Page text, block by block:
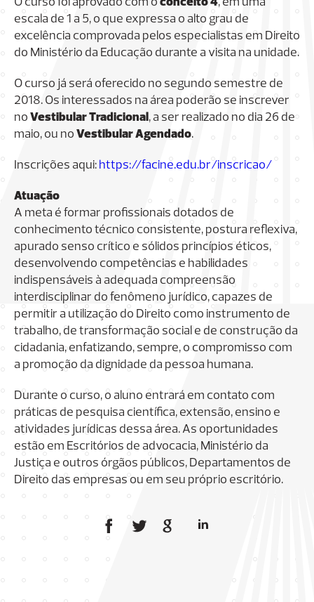
escala de 1 a 5, o que expressa o alto grau de
excelência comprovada pelos especialistas em Direito
do Ministério da Educação durante a visita na unidade.
O curso já será oferecido no segundo semestre de
2018. Os interessados na área poderão se inscrever
no Vestibular Tradicional , a ser realizado no dia 26 de
maio, ou no Vestibular Agendado.
Inscrições aqui: https://facine.edu.br/inscricao/
Atuação
A meta é formar profissionais dotados de
conhecimento técnico consistente, postura reflexiva,
apurado senso crítico e sólidos princípios éticos,
desenvolvendo competências e habilidades
indispensáveis à adequada compreensão
interdisciplinar do fenômeno jurídico, capazes de
permitir a utilização do Direito como instrumento de
trabalho, de transformação social e de construção da
cidadania, enfatizando, sempre, o compromisso com
a promoção da dignidade da pessoa humana.
Durante o curso, o aluno entrará em contato com
práticas de pesquisa científica, extensão, ensino e
atividades jurídicas dessa área. As oportunidades
estão em Escritórios de advocacia, Ministério da
Justiça e outros órgãos públicos, Departamentos de
Direito das empresas ou em seu próprio escritório.